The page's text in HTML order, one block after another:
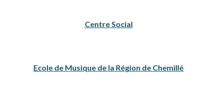
Centre Social
Ecole de Musique de la Région de Chemillé